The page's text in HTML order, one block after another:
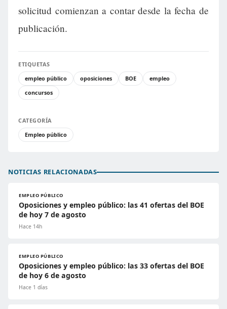
solicitud comienzan a contar desde la fecha de
publicación.
ETIQUETAS
empleo público
oposiciones BOE
empleo
concursos
CATEGORÍA
Empleo público
NOTICIAS RELACIONADAS
EMPLEO PÚBLICO
Oposiciones y empleo público: las 41 ofertas del BOE
de hoy 7 de agosto
Hace 14h
EMPLEO PÚBLICO
Oposiciones y empleo público: las 33 ofertas del BOE
de hoy 6 de agosto
Hace 1 días